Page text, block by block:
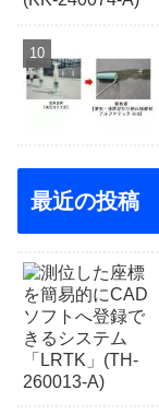
最近の投稿